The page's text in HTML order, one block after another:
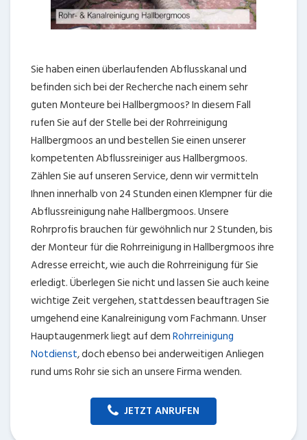
Sie haben einen überlaufenden Abflusskanal und
befinden sich bei der Recherche nach einem sehr
guten Monteure bei Hallbergmoos? In diesem Fall
rufen Sie auf der Stelle bei der Rohrreinigung
Hallbergmoos an und bestellen Sie einen unserer
kompetenten Abflussreiniger aus Hallbergmoos.
Zählen Sie auf unseren Service, denn wir vermitteln
Ihnen innerhalb von 24 Stunden einen Klempner für die
Abflussreinigung nahe Hallbergmoos. Unsere
Rohrprofis brauchen für gewöhnlich nur 2 Stunden, bis
der Monteur für die Rohrreinigung in Hallbergmoos ihre
Adresse erreicht, wie auch die Rohrreinigung für Sie
erledigt. Überlegen Sie nicht und lassen Sie auch keine
wichtige Zeit vergehen, stattdessen beauftragen Sie
umgehend eine Kanalreinigung vom Fachmann. Unser
Hauptaugenmerk liegt auf demRohrreinigung
Notdienst, doch ebenso bei anderweitigen Anliegen
rund ums Rohr sie sich an unsere Firma wenden.
JETZT ANRUFEN